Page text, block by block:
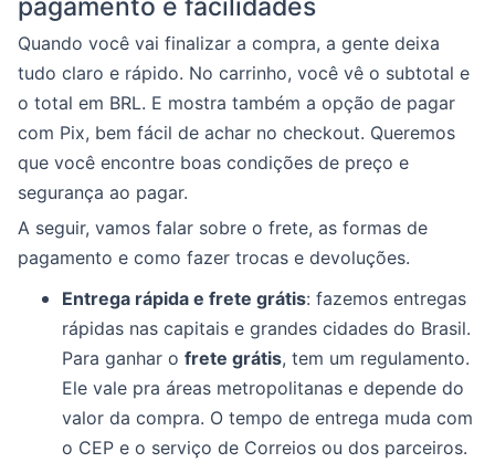
pagamento e facilidades
Quando você vai finalizar a compra, a gente deixa
tudo claro e rápido. No carrinho, você vê o subtotal e
o total em BRL. E mostra também a opção de pagar
com Pix, bem fácil de achar no checkout. Queremos
que você encontre boas condições de preço e
segurança ao pagar.
A seguir, vamos falar sobre o frete, as formas de
pagamento e como fazer trocas e devoluções.
Entrega rápida e frete grátis: fazemos entregas
rápidas nas capitais e grandes cidades do Brasil.
Para ganhar o frete grátis, tem um regulamento.
Ele vale pra áreas metropolitanas e depende do
valor da compra. O tempo de entrega muda com
o CEP e o serviço de Correios ou dos parceiros.